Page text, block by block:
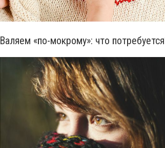
Валяем «по-мокрому»: что